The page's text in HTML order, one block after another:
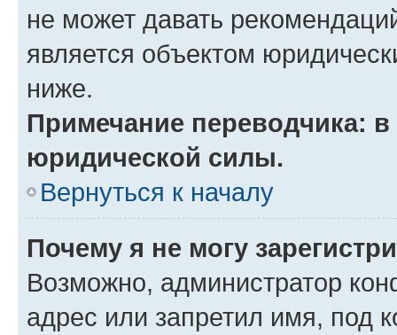
не может давать
является объектом
ниже.
Примечание переводчика:
юридической силы.
Вернуться к началу
Почему я не могу
Возможно, администратор
адрес или запретил имя, под